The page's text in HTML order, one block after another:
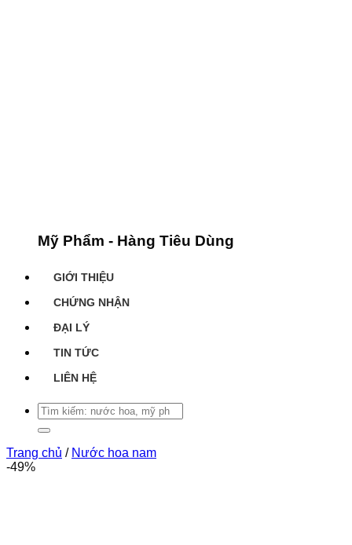
Mỹ Phẩm - Hàng Tiêu Dùng
GIỚI THIỆU
CHỨNG NHẬN
ĐẠI LÝ
TIN TỨC
LIÊN HỆ
Tìm
kiếm:
Trang chủ / Nước hoa nam
-49%